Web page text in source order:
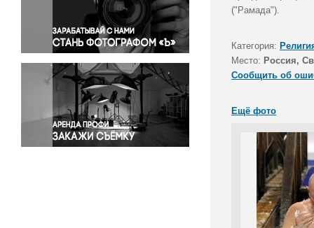
Правосудие
Происшествия и конфликты
Религия
Светская жизнь
Спорт
Экология
Экономика и бизнес
("Рамада").
Категория:
Место: Россия,
Сообщить об
Ещё фото